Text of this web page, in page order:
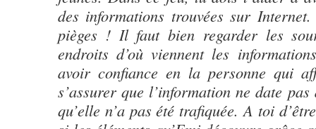
des informations trouvées sur
pièges ! Il faut bien regarder les
endroits d’où viennent les
avoir confiance en la personne qui
s’assurer que l’information ne date
qu’elle n’a pas été trafiquée. A toi